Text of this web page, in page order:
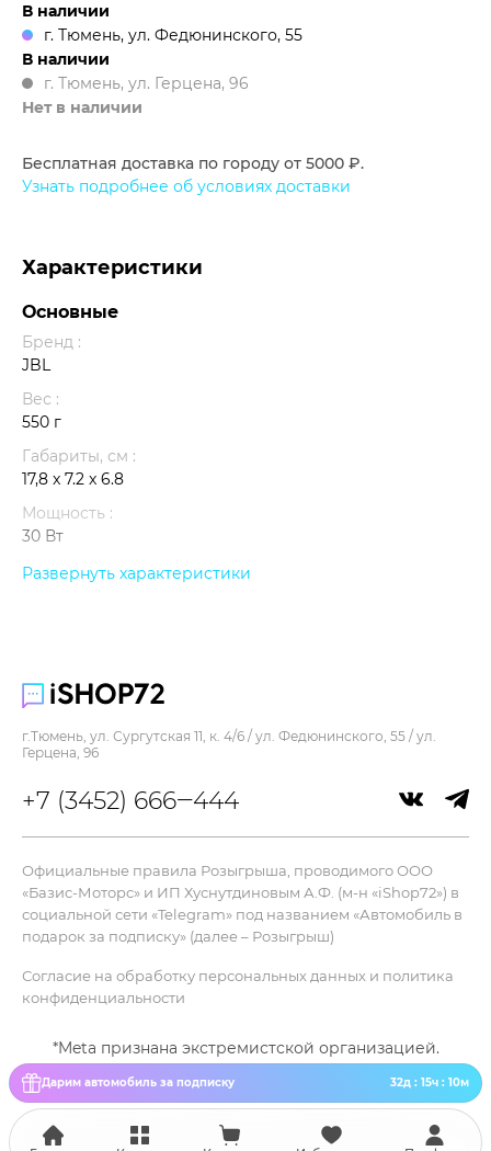
В наличии
г. Тюмень, ул. Федюнинского, 55
В наличии
г. Тюмень, ул. Герцена, 96
Нет в наличии
Бесплатная доставка по городу от 5000 ₽.
Узнать подробнее об условиях доставки
Характеристики
Основные
Бренд :
JBL
Вес :
550 г
Габариты, см :
17,8 x 7.2 x 6.8
Мощность :
30 Вт
Световые эффекты :
Управление :
Со смартфона, вручную
Уровень шума :
80 дБ
Цвет :
63 Гц - 20 кГц
Мультимедиа
30 Вт
Голосовой помощник :
Караоке :
нет
Количество динамиков :
Развернуть характеристики
+7 (3452) 666‒444
г.Тюмень, ул. Сургутская 11, к. 4/6 / ул. Федюнинского, 55 / ул.
Герцена, 96
Согласие на обработку персональных данных и политика
конфиденциальности
Официальные правила Розыгрыша, проводимого ООО
«Базис-Моторс» и ИП Хуснутдиновым А.Ф. (м-н «iShop72») в
социальной сети «Telegram» под названием «Автомобиль в
подарок за подписку» (далее – Розыгрыш)
*Meta признана экстремистской организацией.
Дарим автомобиль за подписку 32д : 15ч : 10м